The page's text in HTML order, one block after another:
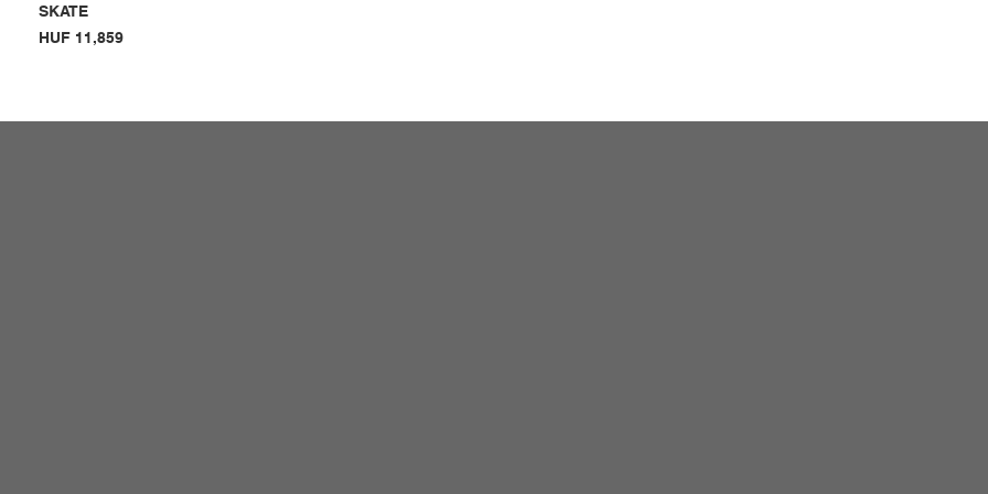
SKATE
Price
HUF 11,859